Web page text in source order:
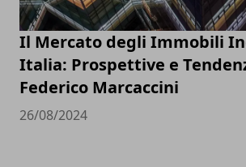
Il Mercato degli Immobili
Italia: Prospettive e
Federico Marcaccini
26/08/2024